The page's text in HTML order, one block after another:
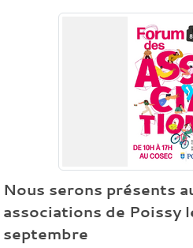
Nous serons présents
associations de Poissy
septembre